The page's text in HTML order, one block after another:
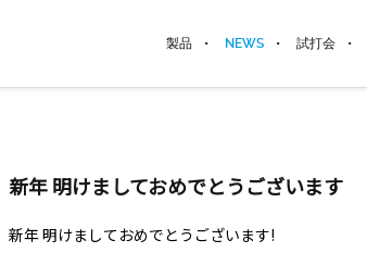
製品 NEWS 試打会
新年 明けましておめでとうございます
新年 明けましておめでとうございます!